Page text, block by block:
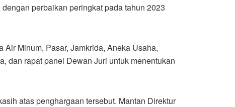
perbaikan peringkat pada tahun 2023
Minum, Pasar, Jamkrida, Aneka Usaha,
dan rapat panel Dewan Juri untuk menentukan
atas penghargaan tersebut. Mantan Direktur